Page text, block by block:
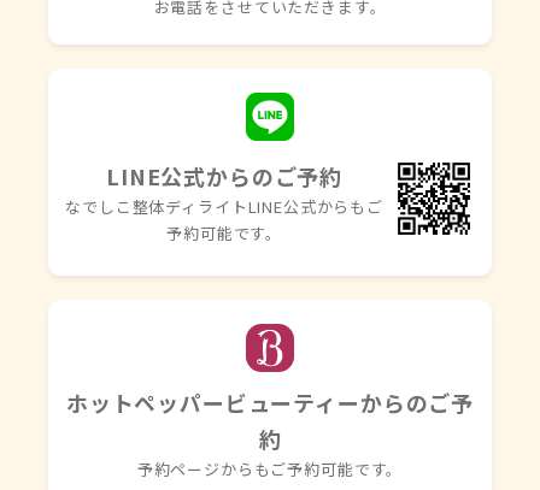
お電話をさせていただきます。
LINE公式からのご予約
なでしこ整体ディライトLINE公式からもご
予約可能です。
ホットペッパービューティーからのご予
約
予約ページからもご予約可能です。